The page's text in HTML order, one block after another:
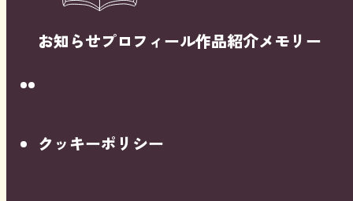
お知らせプロフィール作品紹介メモリー
クッキーポリシー